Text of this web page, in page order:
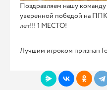
Поздравляем нашу
уверенной победой на
лет!!! 1 МЕСТО!
Лучшим игроком признан